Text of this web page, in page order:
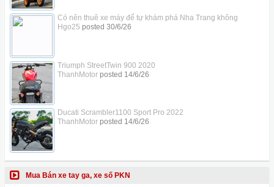
Có nên thuê xe máy để tự khám phá Nha Trang không
Hgo25 posted 30/6/26
Triumph StreetTwin 900 2020
ThanhMotorposted 14/6/26
Ducati Scrambler1100 Sport Pro 2022
ThanhMotorposted 14/6/26
Mua Bán xe tay ga, xe số PKN